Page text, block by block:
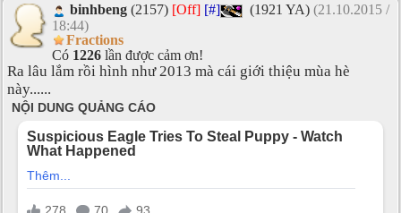
binhbeng (2157) [Off] [#] (1921 YA) (21.10.2015 /
18:44)
Fractions
Có 1226 lần được cảm ơn!
Ra lâu lắm rồi hình như 2013 mà cái giới thiệu mùa hè
này......